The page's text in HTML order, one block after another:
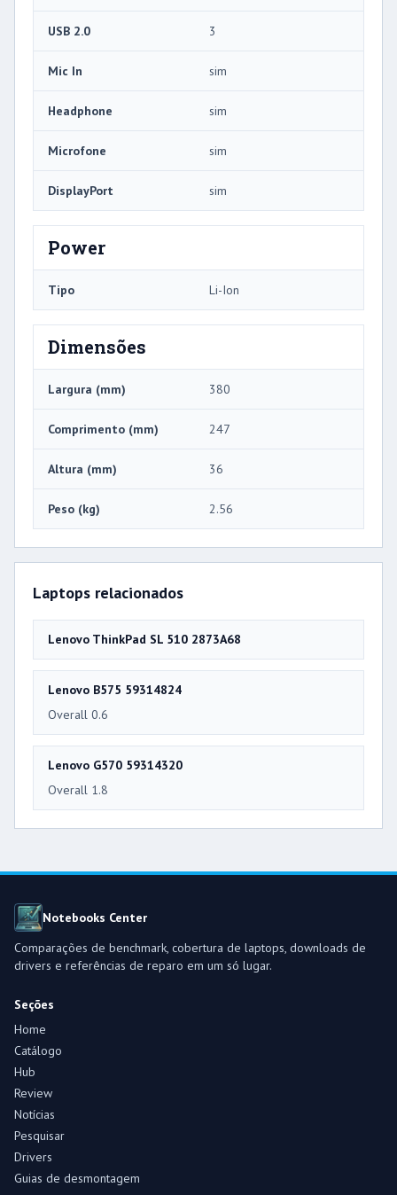
USB 2.0 3
Mic In sim
Headphone sim
Microfone sim
DisplayPort sim
Power
Tipo Li-Ion
Dimensões
Largura (mm) 380
Comprimento (mm) 247
Altura (mm) 36
Peso (kg) 2.56
Laptops relacionados
Lenovo ThinkPad SL 510 2873A68
Lenovo B575 59314824
Overall 0.6
Lenovo G570 59314320
Overall 1.8
Notebooks Center
Comparações de benchmark, cobertura de laptops, downloads de
drivers e referências de reparo em um só lugar.
Seções
Home
Catálogo
Hub
Review
Notícias
Pesquisar
Drivers
Guias de desmontagem